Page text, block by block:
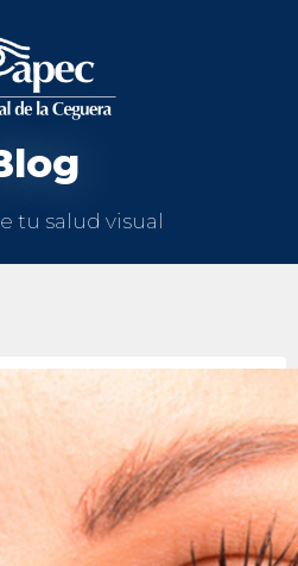
tu salud visual